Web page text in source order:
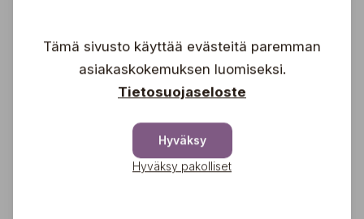
€
Lautanen Ø 27 cm,
24,90
Tämä sivusto käyttää evästeitä paremman
asiakaskokemuksen luomiseksi.
Tietosuojaseloste
Hyväksy
Hyväksy pakolliset